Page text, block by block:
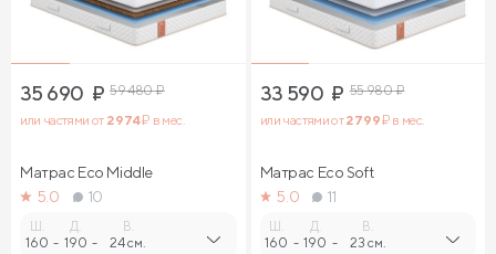
35 690 ₽ 59 480₽
или частями от 2 974₽ в мес.
Матрас Eco Middle
5.0
10
160 -
Д.
190 -
В.
24 см.
33 590 ₽ 55 980₽
или частями от2 799₽ в мес.
Матрас Eco Soft
5.0
11
160 -
Д.
190 -
В.
23 см.